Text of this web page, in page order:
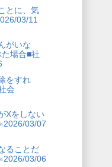
とに、気
03/11
がいな
場合■社
をすれ
会
Xをしない
03/07
ることだ
03/06